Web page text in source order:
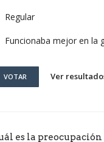
Regular
Funcionaba mejor en la
VOTAR Ver
es la